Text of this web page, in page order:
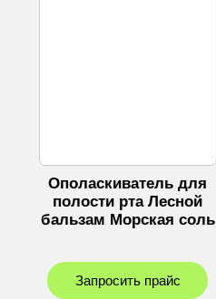
Ополаскиватель для
полости рта Лесной
бальзам Морская соль
Запросить прайс